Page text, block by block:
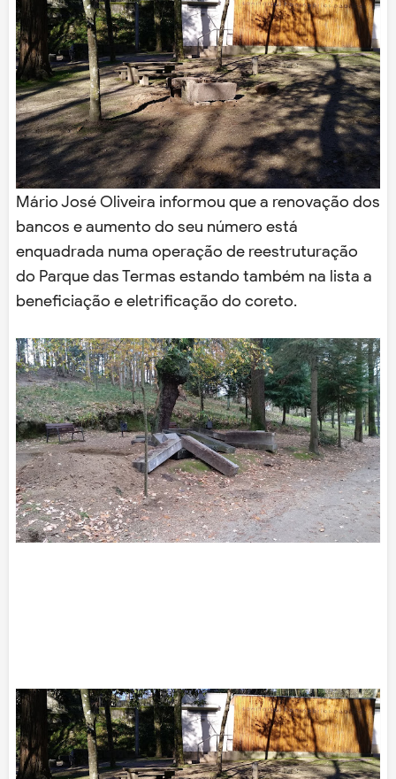
Mário José Oliveira informou que a renovação dos
bancos e aumento do seu número está
enquadrada numa operação de reestruturação
do Parque das Termas estando também na lista a
beneficiação e eletrificação do coreto.